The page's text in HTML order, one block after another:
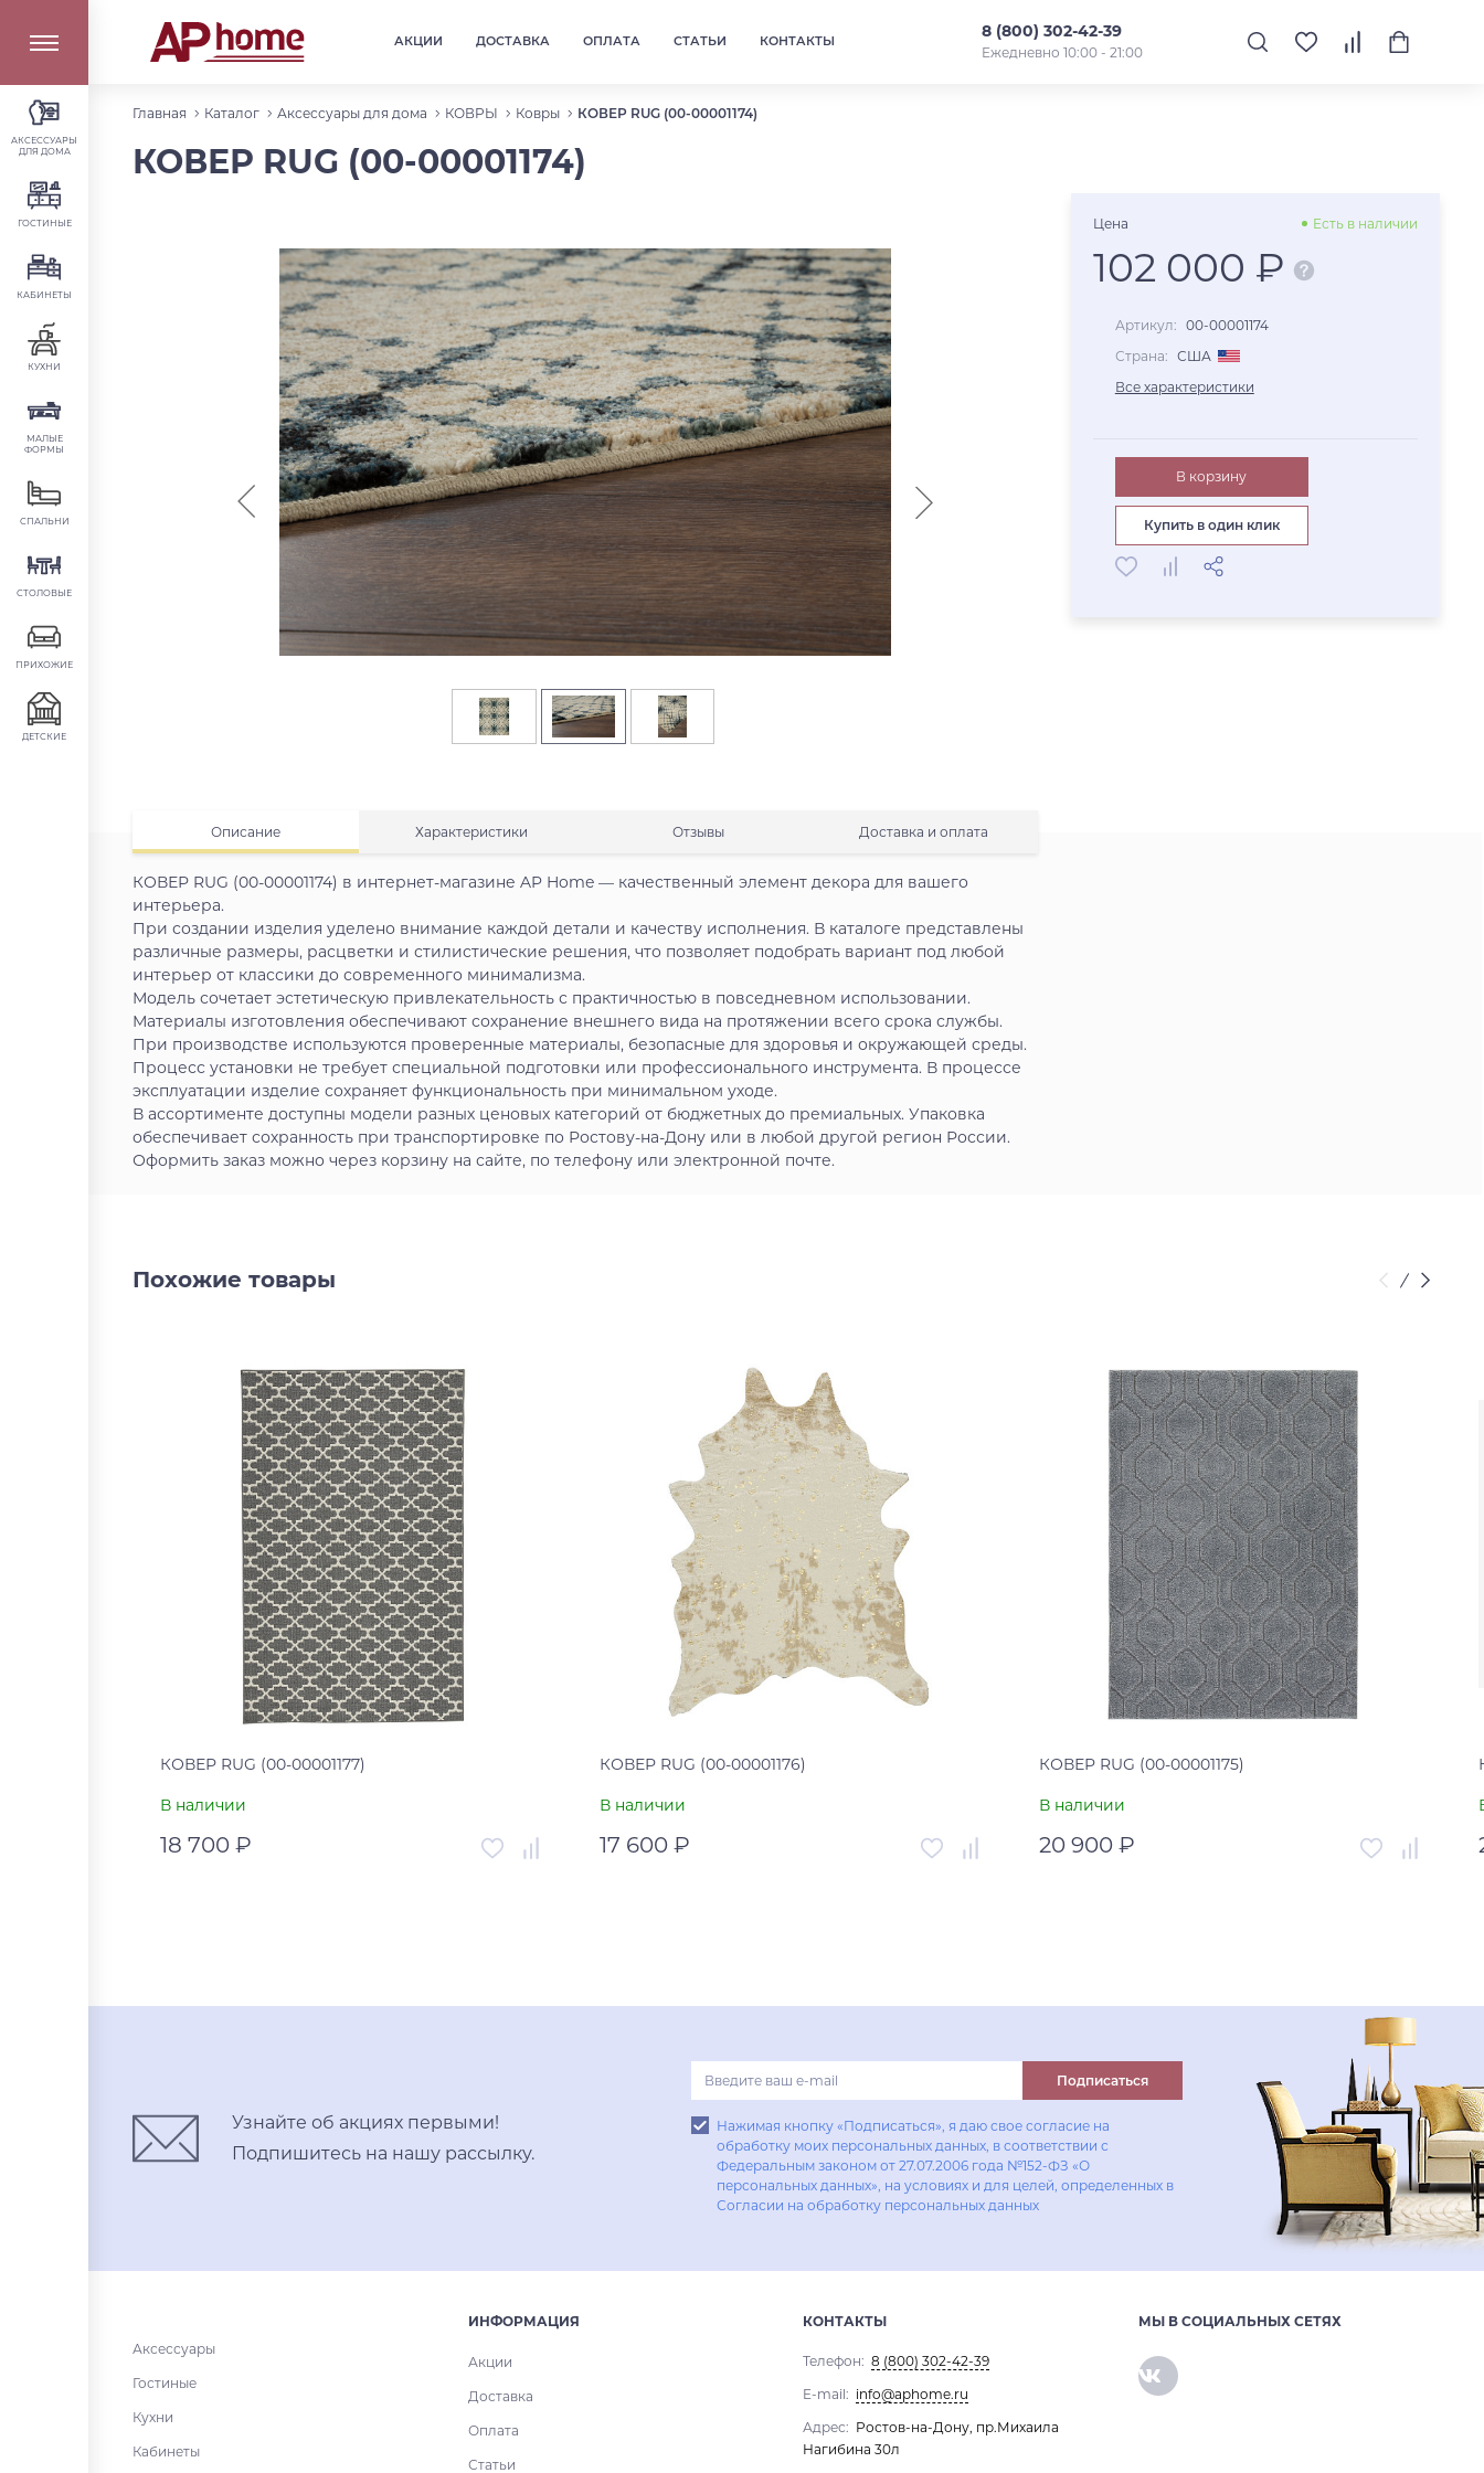
АКЦИИ ДОСТАВКА ОПЛАТА СТАТЬИ КОНТАКТЫ 8 (800) 302-42-39
Ежедневно 10:00 - 21:00
АКСЕССУАРЫ
ДЛЯ ДОМА
ГОСТИНЫЕ
КАБИНЕТЫ
КУХНИ
МАЛЫЕ
ФОРМЫ
СПАЛЬНИ
СТОЛОВЫЕ
ПРИХОЖИЕ
ДЕТСКИЕ
Главная Каталог Аксессуары для дома КОВРЫ Ковры КОВЕР RUG (00-00001174)
КОВЕР RUG (00-00001174)
Описание Характеристики Отзывы Доставка и оплата
КОВЕР RUG (00-00001174) в интернет-магазине AP Home — качественный элемент декора для вашего
интерьера.
При создании изделия уделено внимание каждой детали и качеству исполнения. В каталоге представлены
различные размеры, расцветки и стилистические решения, что позволяет подобрать вариант под любой
интерьер от классики до современного минимализма.
Модель сочетает эстетическую привлекательность с практичностью в повседневном использовании.
Материалы изготовления обеспечивают сохранение внешнего вида на протяжении всего срока службы.
При производстве используются проверенные материалы, безопасные для здоровья и окружающей среды.
Процесс установки не требует специальной подготовки или профессионального инструмента. В процессе
эксплуатации изделие сохраняет функциональность при минимальном уходе.
В ассортименте доступны модели разных ценовых категорий от бюджетных до премиальных. Упаковка
обеспечивает сохранность при транспортировке по Ростову-на-Дону или в любой другой регион России.
Оформить заказ можно через корзину на сайте, по телефону или электронной почте.
Цена Есть в наличии
102 000 ₽
Артикул: 00-00001174
Страна: США
Все характеристики
В корзину
Купить в один клик
Похожие товары
КОВЕР RUG (00-00001177)
В наличии
18 700 ₽
Купить в один клик
КОВЕР RUG (00-00001176)
В наличии
17 600 ₽
Купить в один клик
КОВЕР RUG (00-00001175)
В наличии
20 900 ₽
Купить в один клик
Узнайте об акциях первыми!
Подпишитесь на нашу рассылку.
Подписаться
Нажимая кнопку «Подписаться», я даю свое согласие на
обработку моих персональных данных, в соответствии с
Федеральным законом от 27.07.2006 года №152-ФЗ «О
персональных данных», на условиях и для целей, определенных в
Согласии на обработку персональных данных
Аксессуары
Гостиные
Кухни
Кабинеты
ИНФОРМАЦИЯ
Акции
Доставка
Оплата
Статьи
КОНТАКТЫ
Телефон: 8 (800) 302-42-39
E-mail: info@aphome.ru
Адрес: Ростов-на-Дону, пр.Михаила
Нагибина 30л
МЫ В СОЦИАЛЬНЫХ СЕТЯХ